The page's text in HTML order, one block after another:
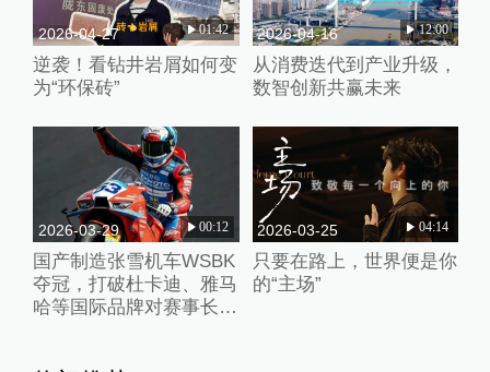
2026-04-27 01:42
逆袭！看钻井岩屑如何变
为“环保砖”
2026-04-16 12:00
从消费迭代到产业升级，
数智创新共赢未来
2026-03-29 00:12
国产制造张雪机车WSBK
夺冠，打破杜卡迪、雅马
哈等国际品牌对赛事长期
2026-03-25 04:14
只要在路上，世界便是你
的“主场”